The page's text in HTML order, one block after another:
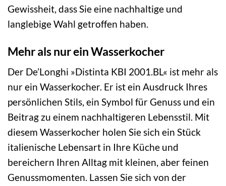
Gewissheit, dass Sie eine nachhaltige und
langlebige Wahl getroffen haben.
Mehr als nur ein Wasserkocher
Der De’Longhi »Distinta KBI 2001.BL« ist mehr als
nur ein Wasserkocher. Er ist ein Ausdruck Ihres
persönlichen Stils, ein Symbol für Genuss und ein
Beitrag zu einem nachhaltigeren Lebensstil. Mit
diesem Wasserkocher holen Sie sich ein Stück
italienische Lebensart in Ihre Küche und
bereichern Ihren Alltag mit kleinen, aber feinen
Genussmomenten. Lassen Sie sich von der